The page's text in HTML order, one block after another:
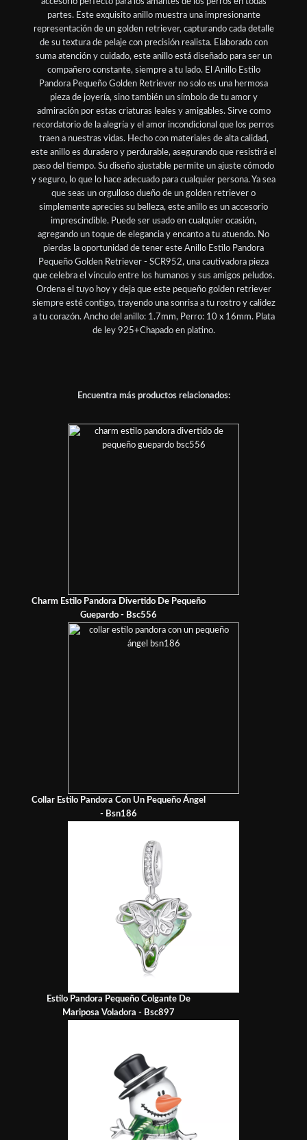
accesorio perfecto para los amantes de los perros en todas
partes. Este exquisito anillo muestra una impresionante
representación de un golden retriever, capturando cada detalle
de su textura de pelaje con precisión realista. Elaborado con
suma atención y cuidado, este anillo está diseñado para ser un
compañero constante, siempre a tu lado. El Anillo Estilo
Pandora Pequeño Golden Retriever no solo es una hermosa
pieza de joyería, sino también un símbolo de tu amor y
admiración por estas criaturas leales y amigables. Sirve como
recordatorio de la alegría y el amor incondicional que los perros
traen a nuestras vidas. Hecho con materiales de alta calidad,
este anillo es duradero y perdurable, asegurando que resistirá el
paso del tiempo. Su diseño ajustable permite un ajuste cómodo
y seguro, lo que lo hace adecuado para cualquier persona. Ya sea
que seas un orgulloso dueño de un golden retriever o
simplemente aprecies su belleza, este anillo es un accesorio
imprescindible. Puede ser usado en cualquier ocasión,
agregando un toque de elegancia y encanto a tu atuendo. No
pierdas la oportunidad de tener este Anillo Estilo Pandora
Pequeño Golden Retriever - SCR952, una cautivadora pieza
que celebra el vínculo entre los humanos y sus amigos peludos.
Ordena el tuyo hoy y deja que este pequeño golden retriever
siempre esté contigo, trayendo una sonrisa a tu rostro y calidez
a tu corazón. Ancho del anillo: 1.7mm, Perro: 10 x 16mm. Plata
de ley 925+Chapado en platino.
Encuentra más productos relacionados:
Charm Estilo Pandora Divertido De Pequeño
Guepardo - Bsc556
Collar Estilo Pandora Con Un Pequeño Ángel
- Bsn186
Estilo Pandora Pequeño Colgante De
Mariposa Voladora - Bsc897